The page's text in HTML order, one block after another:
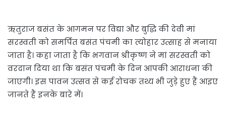
ऋतुराज बसंत के आगमन पर विद्या और बुद्धि की देवी मां
सरस्वती को समर्पित बसंत पंचमी का त्योहार उत्साह से मनाया
जाता है। कहा जाता है कि भगवान श्रीकृष्ण ने मां सरस्वती को
वरदान दिया था कि बसंत पंचमी के दिन आपकी आराधना की
जाएगी। इस पावन उत्सव से कई रोचक तथ्य भी जुड़े हुए हैं आइए
जानते हैं इनके बारे में।